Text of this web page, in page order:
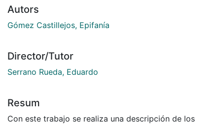
Autors
Gómez Castillejos, Epifanía
Director/Tutor
Serrano Rueda, Eduardo
Resum
Con este trabajo se realiza una descripción de los